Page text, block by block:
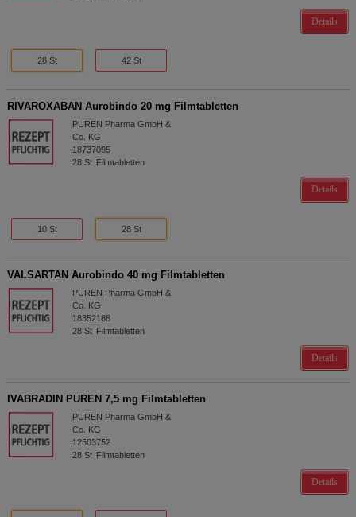
Details
28 St 42 St
RIVAROXABAN Aurobindo 20 mg Filmtabletten
PUREN Pharma GmbH &
Co. KG
18737095
28 St Filmtabletten
Details
10 St 28 St
VALSARTAN Aurobindo 40 mg Filmtabletten
PUREN Pharma GmbH &
Co. KG
18352188
28 St Filmtabletten
Details
IVABRADIN PUREN 7,5 mg Filmtabletten
PUREN Pharma GmbH &
Co. KG
12503752
28 St Filmtabletten
Details